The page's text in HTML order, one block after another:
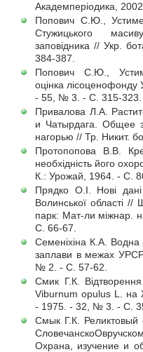
Академперіодика,
Попович С.Ю.,
Стужицького
заповідника // Укр.
384-387.
Попович С.Ю.,
оцінка лісоценофонду
- 55, № 3. - С. 315-323.
Привалова Л.А.
и Чатырдага. Общее
нагорью // Тр. Никит.
Протопопова В.В.
необхідність його
К.: Урожай, 1964. - С.
Прядко О.І. Нові дані
Волинської області
парк: Мат-ли міжнар.
С. 66-67.
Семеніхіна К.А. Водна
заплави в межах
№ 2. - С. 57-62.
Смик Г.К.
Viburnum opulus L. на
- 1975. - 32, № 3. - С.
Смык Г.К. Реликтовый
Охрана, изучение и